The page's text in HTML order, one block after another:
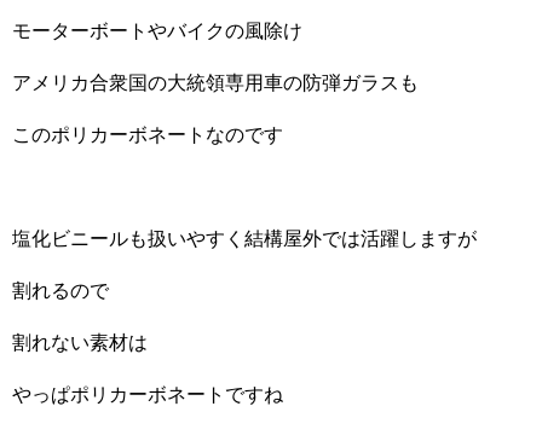
モーターボートやバイクの風除け
アメリカ合衆国の大統領専用車の防弾ガラスも
このポリカーボネートなのです
塩化ビニールも扱いやすく結構屋外では活躍しますが
割れるので
割れない素材は
やっぱポリカーボネートですね